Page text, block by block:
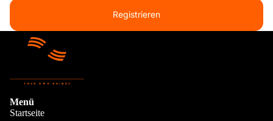
Registrieren
Menü
Startseite